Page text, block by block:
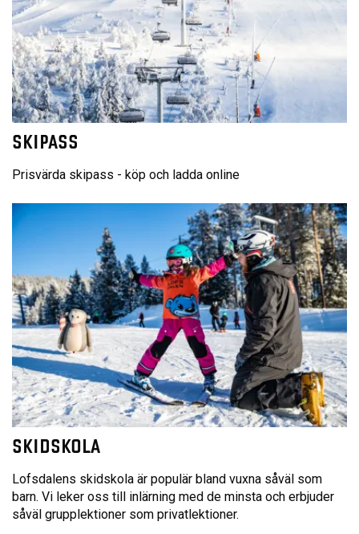
SKIPASS
Prisvärda skipass - köp och ladda online
SKIDSKOLA
Lofsdalens skidskola är populär bland vuxna såväl som
barn. Vi leker oss till inlärning med de minsta och erbjuder
såväl grupplektioner som privatlektioner.